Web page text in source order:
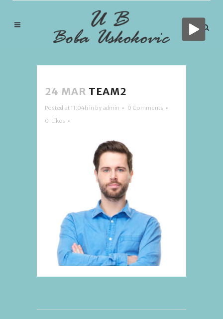
24 MAR TEAM2
Posted at 11:04h in by admin
0 Comments
0 Likes